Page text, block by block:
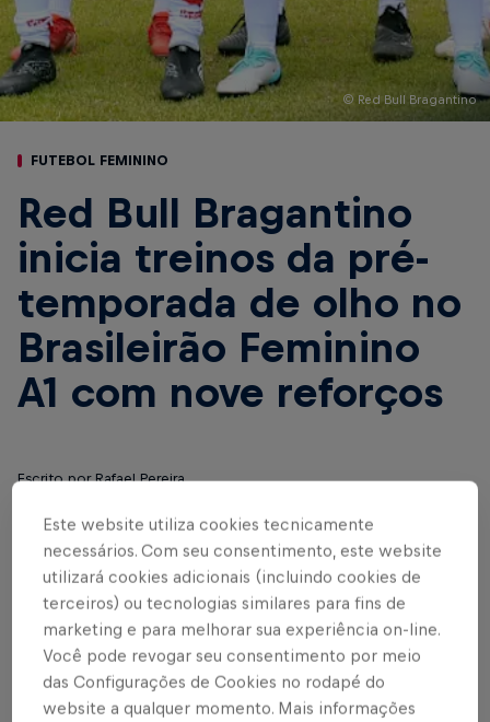
© Red Bull Bragantino
FUTEBOL FEMININO
Red Bull Bragantino
inicia treinos da pré-
temporada de olho no
Brasileirão Feminino
A1 com nove reforços
Escrito por Rafael Pereira
Foto: Fernando Roberto/Red Bull Bragantino
Texto: Rafael Pereira
Este website utiliza cookies tecnicamente
necessários. Com seu consentimento, este website
utilizará cookies adicionais (incluindo cookies de
terceiros) ou tecnologias similares para fins de
marketing e para melhorar sua experiência on-line.
Você pode revogar seu consentimento por meio
das Configurações de Cookies no rodapé do
website a qualquer momento. Mais informações